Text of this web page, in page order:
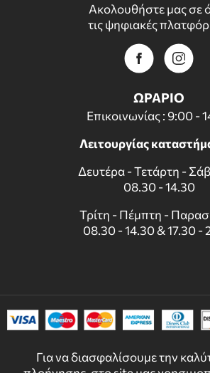
Για να διασφαλίσουμε την
Ακολουθήστε μας σε
τις ψηφιακές
ΩΡΑΡΙΟ
Επικοινωνίας : 9:00 -
Λειτουργίας
Δευτέρα - Τετάρτη -
08.30 - 14.30
Τρίτη - Πέμπτη -
08.30 - 14.30 & 17.30 -